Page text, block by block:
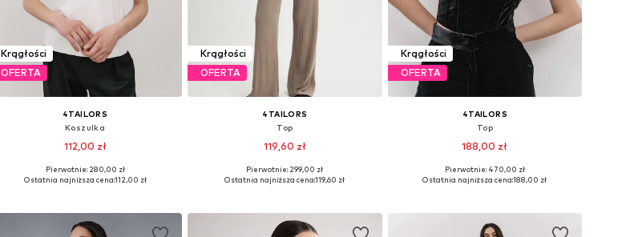
Krągłości
OFERTA
4TAILORS
Koszulka
112,00 zł
Dostępne rozmiary: M, L, XL
Pierwotnie: 280,00 zł
Ostatnia najniższa cena:112,00 zł
Krągłości
OFERTA
4TAILORS
Top
119,60 zł
Dostępne rozmiary: L, XL, XXL
Pierwotnie: 299,00 zł
Ostatnia najniższa cena:119,60 zł
Krągłości
OFERTA
4TAILORS
Top
188,00 zł
Dostępne rozmiary: XS, S, M, L
Pierwotnie: 470,00 zł
Ostatnia najniższa cena:188,00 zł